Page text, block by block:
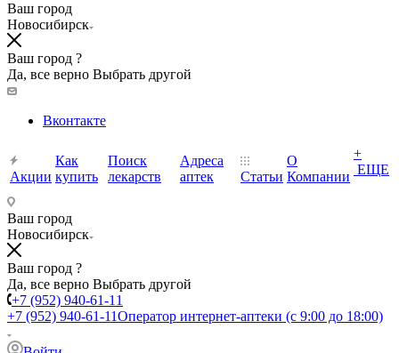
Ваш город
Новосибирск
Ваш город ?
Да, все верно Выбрать другой
Вконтакте
Акции
Как
купить
Поиск
лекарств
Адреса
аптек
Статьи
О
Компании
+
ЕЩЕ
Ваш город
Новосибирск
Ваш город ?
Да, все верно Выбрать другой
+7 (952) 940-61-11
+7 (952) 940-61-11Оператор интернет-аптеки (с 9:00 до 18:00)